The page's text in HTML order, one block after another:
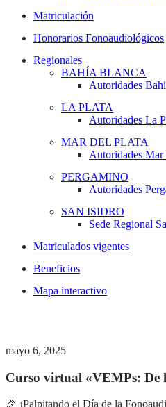
Matriculación
Honorarios Fonoaudiológicos
Regionales
BAHÍA BLANCA
Autoridades
LA PLATA
Autoridades La
MAR DEL PLATA
Autoridades Mar
PERGAMINO
Autoridades
SAN ISIDRO
Sede Regional
Matriculados vigentes
Beneficios
Mapa interactivo
mayo 6, 2025
Curso virtual «VEMPs: De
🎉 ¡Palpitando el Día de la